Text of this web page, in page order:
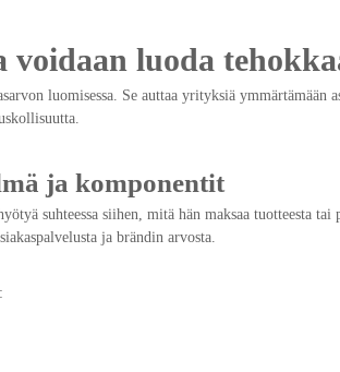
voidaan luoda
luomisessa. Se auttaa yrityksiä ymmärtämään
ja komponentit
suhteessa siihen, mitä hän maksaa tuotteesta tai
ja brändin arvosta.